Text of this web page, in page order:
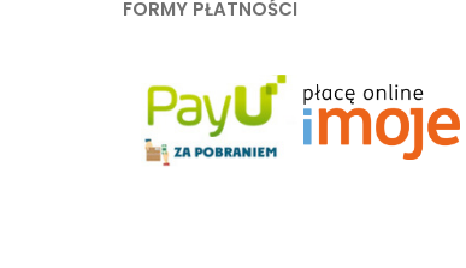
FORMY PŁATNOŚCI